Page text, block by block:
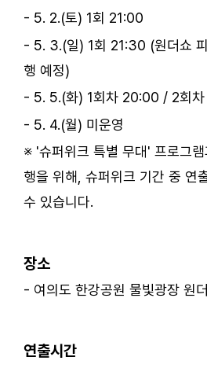
- 5. 2.(토) 1회 21:00
- 5. 3.(일) 1회 21:30 (원더쇼
행 예정)
- 5. 5.(화) 1회차 20:00 / 2회
- 5. 4.(월) 미운영
※ '슈퍼위크 특별 무대' 프로그
행을 위해, 슈퍼위크 기간 중 연
수 있습니다.
장소
- 여의도 한강공원 물빛광장 원
연출시간